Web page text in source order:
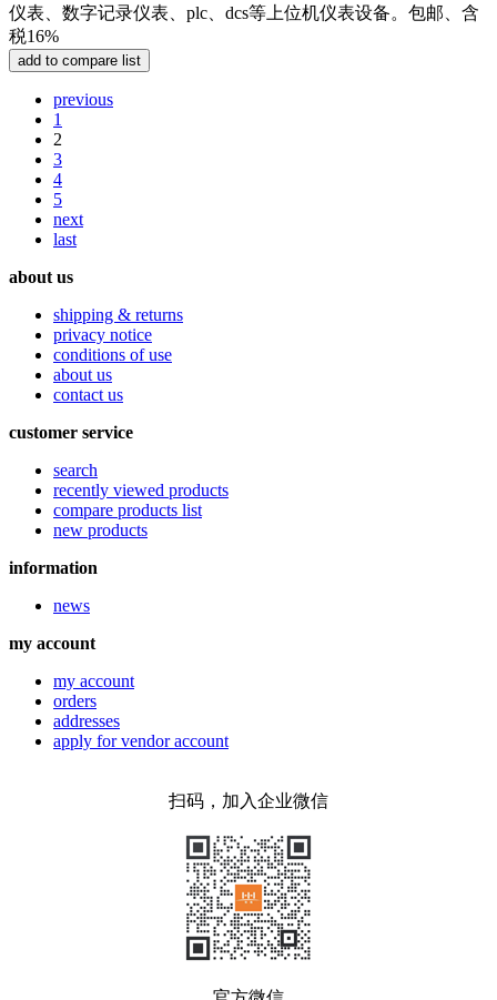
仪表、数字记录仪表、plc、dcs等上位机仪表设备。包邮、含
税16%
previous
1
2
3
4
5
next
last
about us
shipping & returns
privacy notice
conditions of use
about us
contact us
customer service
search
recently viewed products
compare products list
new products
information
news
my account
my account
orders
addresses
apply for vendor account
扫码，加入企业微信